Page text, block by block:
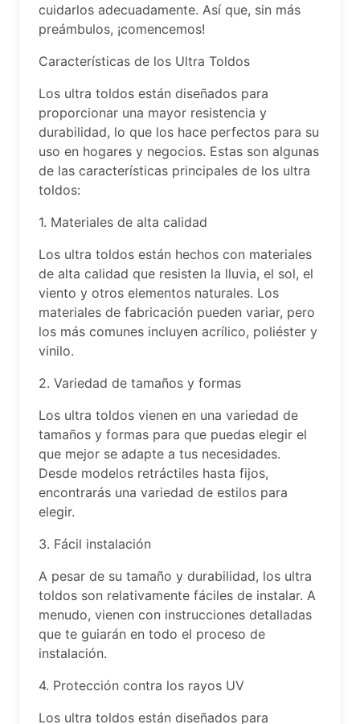
cuidarlos adecuadamente. Así que, sin más
preámbulos, ¡comencemos!
Características de los Ultra Toldos
Los ultra toldos están diseñados para
proporcionar una mayor resistencia y
durabilidad, lo que los hace perfectos para su
uso en hogares y negocios. Estas son algunas
de las características principales de los ultra
toldos:
1. Materiales de alta calidad
Los ultra toldos están hechos con materiales
de alta calidad que resisten la lluvia, el sol, el
viento y otros elementos naturales. Los
materiales de fabricación pueden variar, pero
los más comunes incluyen acrílico, poliéster y
vinilo.
2. Variedad de tamaños y formas
Los ultra toldos vienen en una variedad de
tamaños y formas para que puedas elegir el
que mejor se adapte a tus necesidades.
Desde modelos retráctiles hasta fijos,
encontrarás una variedad de estilos para
elegir.
3. Fácil instalación
A pesar de su tamaño y durabilidad, los ultra
toldos son relativamente fáciles de instalar. A
menudo, vienen con instrucciones detalladas
que te guiarán en todo el proceso de
instalación.
4. Protección contra los rayos UV
Los ultra toldos están diseñados para